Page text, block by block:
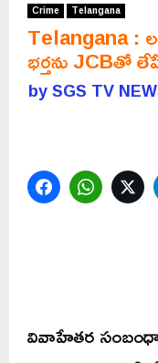
Crime Telangana
Telangana :
భర్తను JCBతో
bySGS TV
Facebook
వివాహేతర